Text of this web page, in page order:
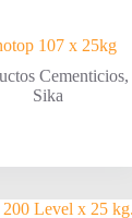
107 x 25kg
Cementicios,
Sika